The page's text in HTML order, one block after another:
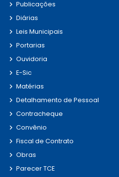
Publicações
Diárias
Leis Municipais
Portarias
Ouvidoria
E-Sic
Matérias
Detalhamento de Pessoal
Contracheque
Convênio
Fiscal de Contrato
Obras
Parecer TCE